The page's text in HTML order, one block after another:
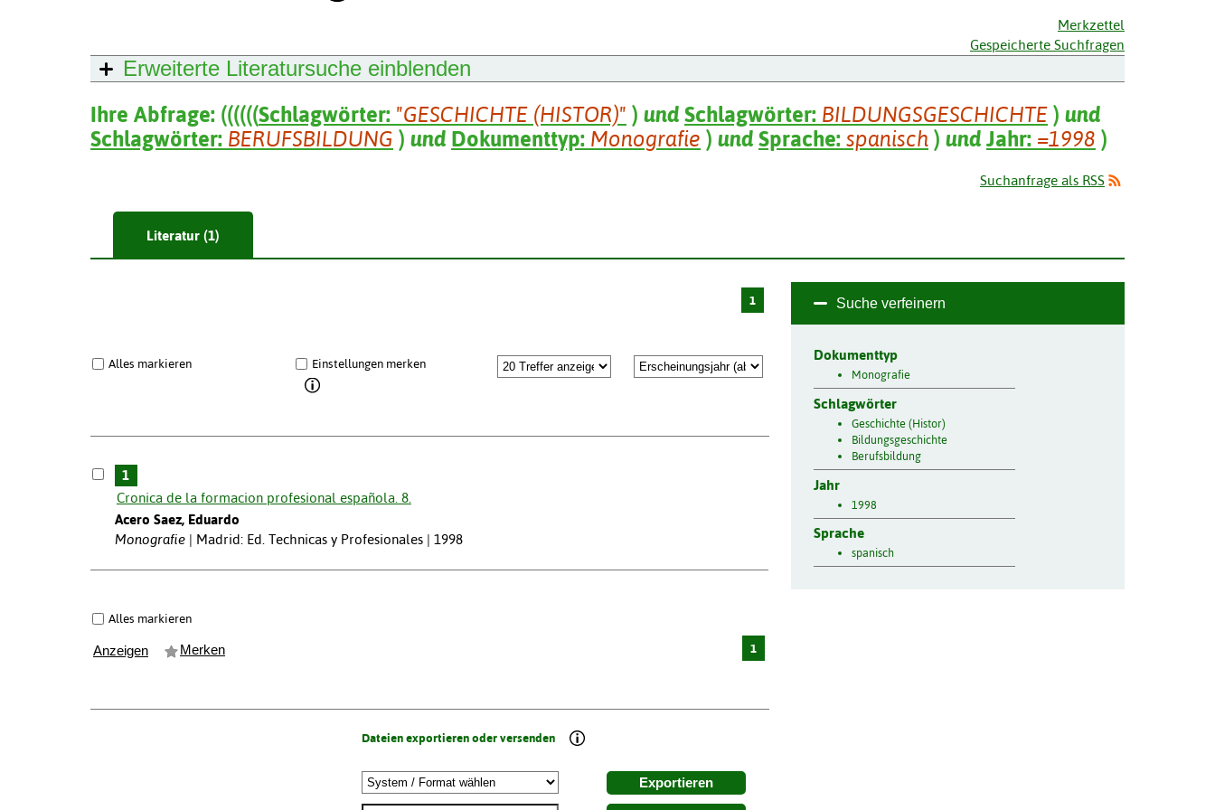
Merkzettel
Gespeicherte Suchfragen
Erweiterte Literatursuche einblenden
Ihre Abfrage: ((((((Schlagwörter: "GESCHICHTE (HISTOR)" ) und Schlagwörter: BILDUNGSGESCHICHTE ) und
Schlagwörter: BERUFSBILDUNG ) und Dokumenttyp: Monografie ) und Sprache: spanisch ) und Jahr: =1998 )
Suchanfrage als RSS
Literatur (1)
1
Alles markieren Einstellungen merken
1
Cronica de la formacion profesional española. 8.
Acero Saez, Eduardo
Monografie
Madrid: Ed. Technicas y Profesionales | 1998
Alles markieren
Anzeigen Merken 1
Dateien exportieren oder versenden
Exportieren
Suche verfeinern
Dokumenttyp
Monografie
Schlagwörter
Geschichte (Histor)
Bildungsgeschichte
Berufsbildung
Jahr
1998
Sprache
spanisch